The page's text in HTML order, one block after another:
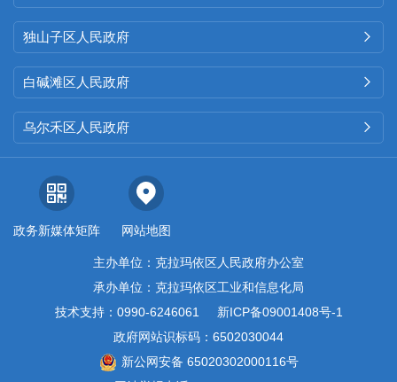
独山子区人民政府 
白碱滩区人民政府 
乌尔禾区人民政府 
政务新媒体矩阵 网站地图
主办单位：克拉玛依区人民政府办公室
承办单位：克拉玛依区工业和信息化局
技术支持：0990-6246061
新ICP备09001408号-1
政府网站识标码：6502030044
新公网安备 65020302000116号